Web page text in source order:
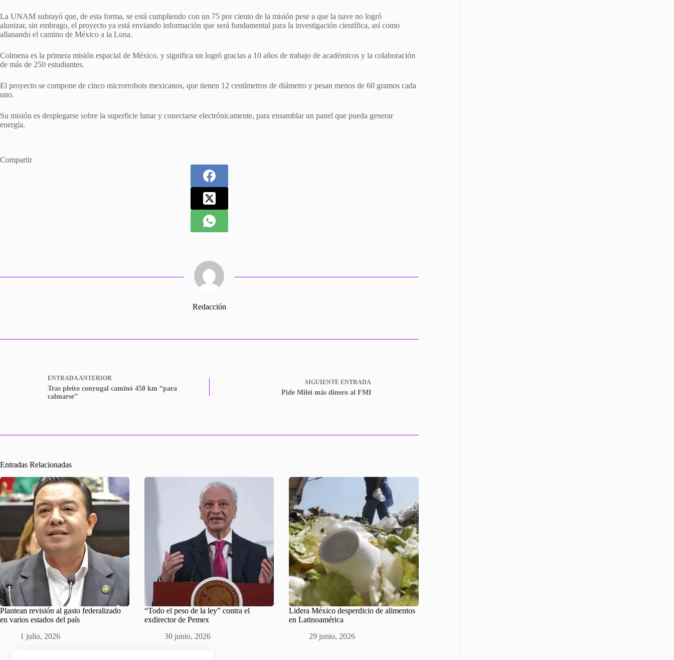
La UNAM subrayó que, de esta forma, se está cumpliendo con un 75 por ciento de la misión pese a que la nave no logró
alunizar, sin embrago, el proyecto ya está enviando información que será fundamental para la investigación científica, así como
allanando el camino de México a la Luna.
Colmena es la primera misión espacial de México, y significa un logró gracias a 10 años de trabajo de académicos y la colaboración
de más de 250 estudiantes.
El proyecto se compone de cinco microrrobots mexicanos, que tienen 12 centímetros de diámetro y pesan menos de 60 gramos cada
uno.
Su misión es desplegarse sobre la superficie lunar y conectarse electrónicamente, para ensamblar un panel que pueda generar
energía.
Compartir
Redacción
ENTRADAANTERIOR
Tras pleito conyugal caminó 450 km “para
calmarse”
SIGUIENTE ENTRADA
Pide Milei más dinero al FMI
Entradas Relacionadas
Plantean revisión al gasto federalizado
en varios estados del país
1 julio, 2026
“Todo el peso de la ley” contra el
exdirector de Pemex
30 junio, 2026
Lidera México desperdicio de alimentos
en Latinoamérica
29 junio, 2026